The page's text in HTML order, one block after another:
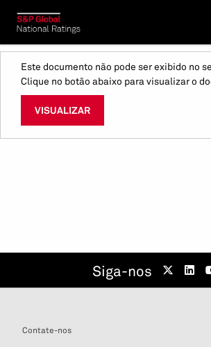
Este documento não pode ser exibido no
Clique no botão abaixo para visualizar o
VISUALIZAR
Siga-nos
Contate-nos